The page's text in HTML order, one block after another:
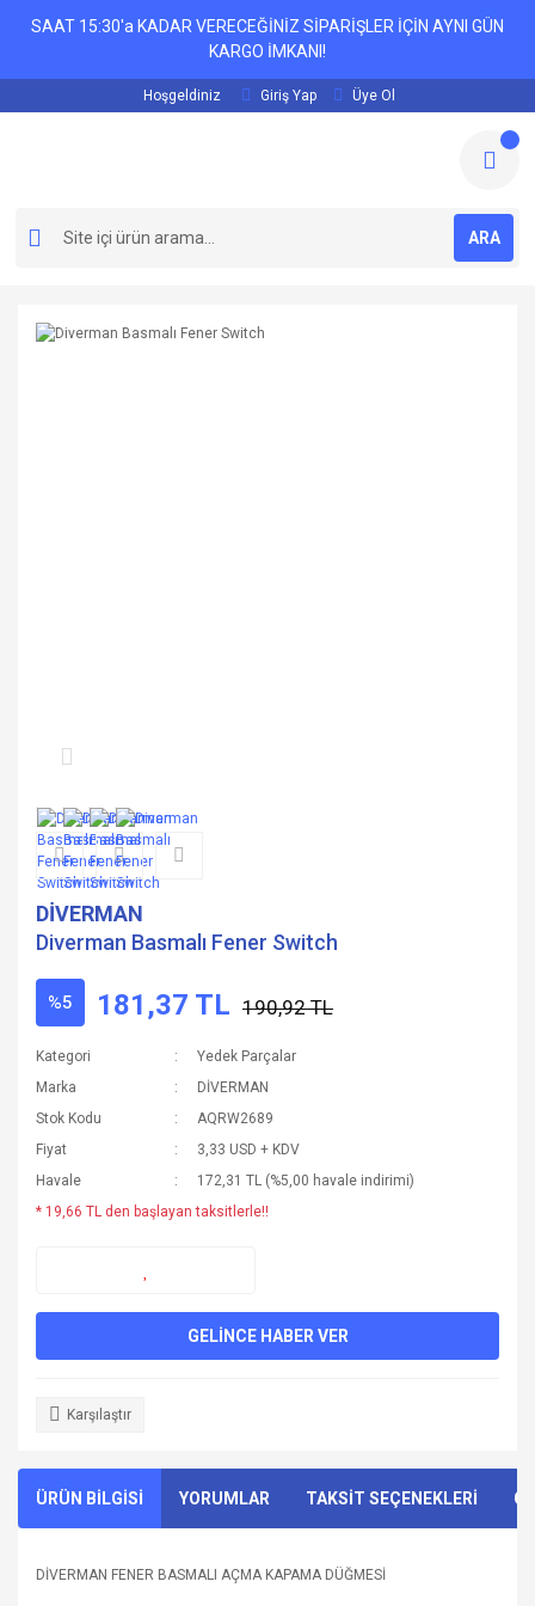
SAAT 15:30'a KADAR VERECEĞİNİZ SİPARİŞLER İÇİN AYNI GÜN
KARGO İMKANI!
Hoşgeldiniz Giriş Yap Üye Ol
ARA
DİVERMAN
Diverman Basmalı Fener Switch
%5 181,37 TL 190,92 TL
Kategori
Yedek Parçalar
Marka
DİVERMAN
Stok Kodu
AQRW2689
Fiyat
3,33 USD + KDV
Havale
172,31 TL (%5,00 havale indirimi)
* 19,66 TL den başlayan taksitlerle!!
GELİNCE HABER VER
Karşılaştır
ÜRÜN BİLGİSİ YORUMLAR TAKSİT SEÇENEKLERİ
DİVERMAN FENER BASMALI AÇMA KAPAMA DÜĞMESİ